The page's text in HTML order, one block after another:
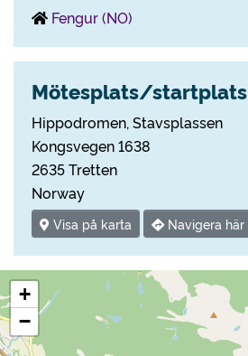
Fengur (NO)
Mötesplats/startplats
Hippodromen, Stavsplassen
Kongsvegen 1638
2635 Tretten
Norway
Visa på karta Navigera här
+
−